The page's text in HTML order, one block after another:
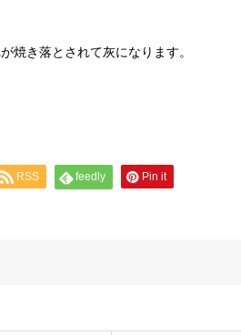
焼き落とされて灰になります。
RSS feedly Pin it